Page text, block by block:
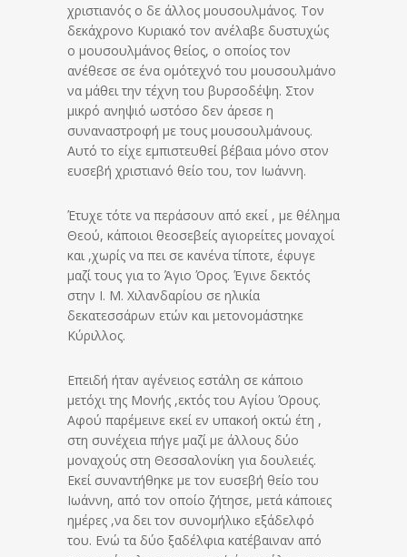
χριστιανός ο δε άλλος μουσουλμάνος. Τον
δεκάχρονο Κυριακό τον ανέλαβε δυστυχώς
ο μουσουλμάνος θείος, ο οποίος τον
ανέθεσε σε ένα ομότεχνό του μουσουλμάνο
να μάθει την τέχνη του βυρσοδέψη. Στον
μικρό ανηψιό ωστόσο δεν άρεσε η
συναναστροφή με τους μουσουλμάνους.
Αυτό το είχε εμπιστευθεί βέβαια μόνο στον
ευσεβή χριστιανό θείο του, τον Ιωάννη.
Έτυχε τότε να περάσουν από εκεί , με θέλημα
Θεού, κάποιοι θεοσεβείς αγιορείτες μοναχοί
και ,χωρίς να πει σε κανένα τίποτε, έφυγε
μαζί τους για το Άγιο Όρος. Έγινε δεκτός
στην Ι. Μ. Χιλανδαρίου σε ηλικία
δεκατεσσάρων ετών και μετονομάστηκε
Κύριλλος.
Επειδή ήταν αγένειος εστάλη σε κάποιο
μετόχι της Μονής ,εκτός του Αγίου Όρους.
Αφού παρέμεινε εκεί εν υπακοή οκτώ έτη ,
στη συνέχεια πήγε μαζί με άλλους δύο
μοναχούς στη Θεσσαλονίκη για δουλειές.
Εκεί συναντήθηκε με τον ευσεβή θείο του
Ιωάννη, από τον οποίο ζήτησε, μετά κάποιες
ημέρες ,να δει τον συνομήλικο εξάδελφό
του. Ενώ τα δύο ξαδέλφια κατέβαιναν από